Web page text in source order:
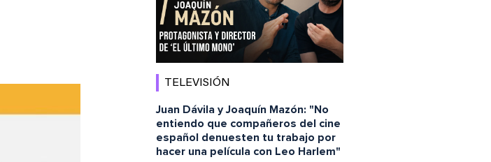
TELEVISIÓN
Juan Dávila y Joaquín Mazón: "No
entiendo que compañeros del cine
español denuesten tu trabajo por
hacer una película con Leo Harlem"